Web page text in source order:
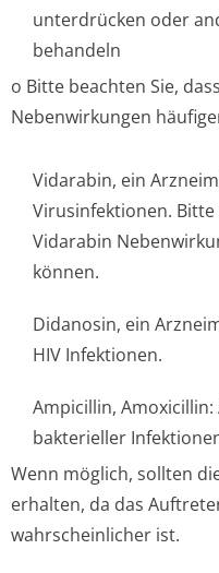
unterdrücken oder
behandeln
o Bitte beachten Sie,
Nebenwirkungen
Vidarabin, ein
Virusinfektionen.
Vidarabin
können.
Didanosin, ein
HIV Infektionen.
Ampicillin,
bakterieller
Wenn möglich, sollten
erhalten, da das
wahrscheinlicher is­t.